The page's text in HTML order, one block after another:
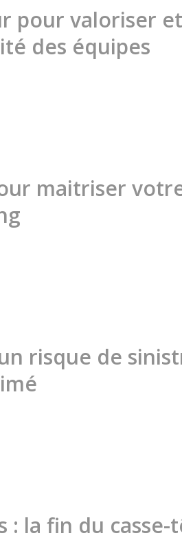
pour valoriser et
des équipes
maitriser
risque de
: la fin du casse-